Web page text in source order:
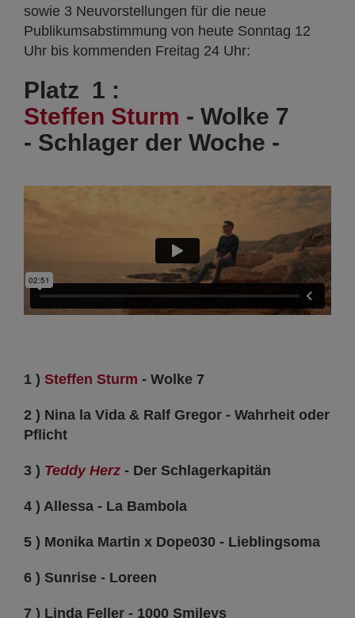
sowie 3 Neuvorstellungen für die neue
Publikumsabstimmung von heute Sonntag 12
Uhr bis kommenden Freitag 24 Uhr:
Platz 1 :
Steffen Sturm - Wolke 7
- Schlager der Woche -
1 ) Steffen Sturm - Wolke 7
2 ) Nina la Vida & Ralf Gregor - Wahrheit oder
Pflicht
3 ) Teddy Herz - Der Schlagerkapitän
4 ) Allessa - La Bambola
5 ) Monika Martin x Dope030 - Lieblingsoma
6 ) Sunrise - Loreen
7 ) Linda Feller - 1000 Smileys